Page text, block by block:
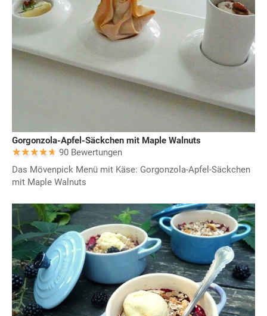
Gorgonzola-Apfel-Säckchen mit Maple Walnuts
90 Bewertungen
Das Mövenpick Menü mit Käse: Gorgonzola-Apfel-Säckchen
mit Maple Walnuts